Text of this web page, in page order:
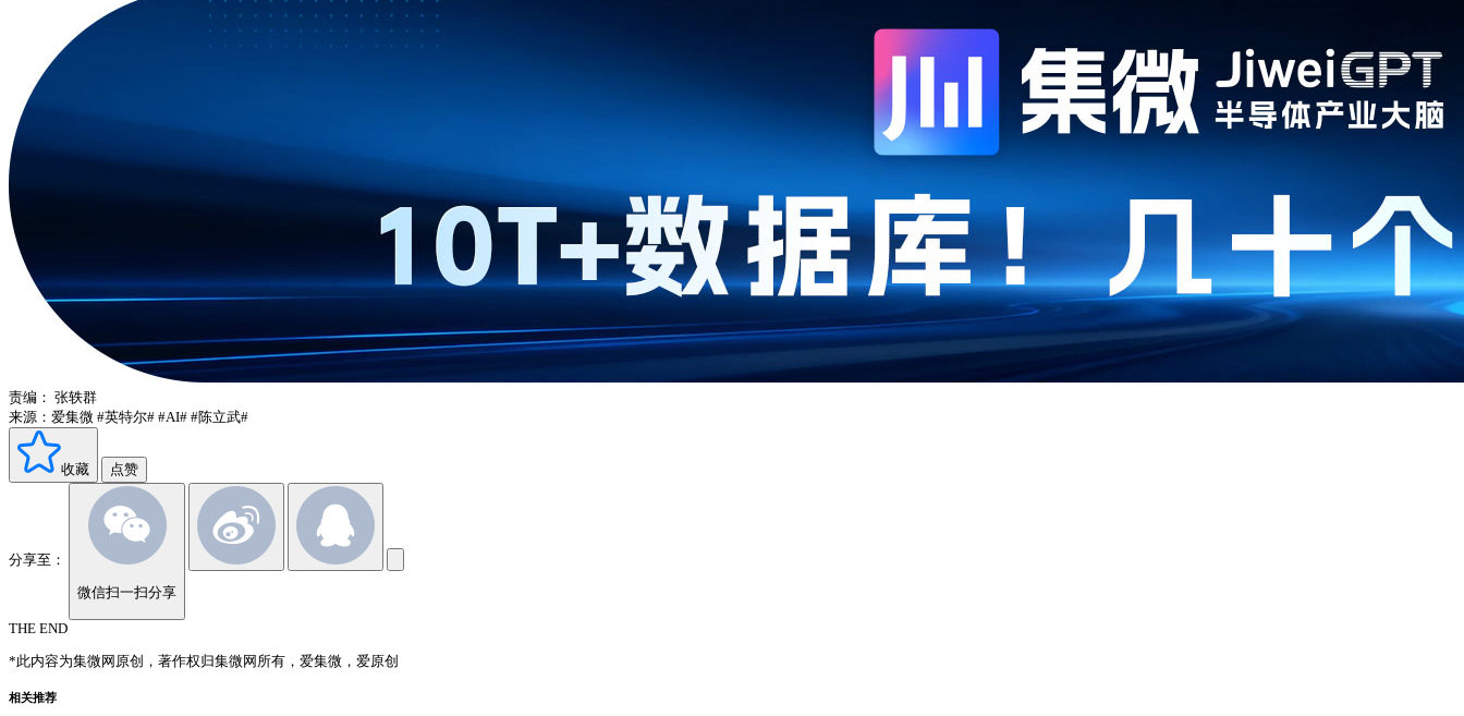
责编： 张轶群
来源：爱集微 #英特尔# #AI# #陈立武#
收藏 点赞
分享至：
微信扫一扫分享
THE END
*此内容为集微网原创，著作权归集微网所有，爱集微，爱原创
相关推荐